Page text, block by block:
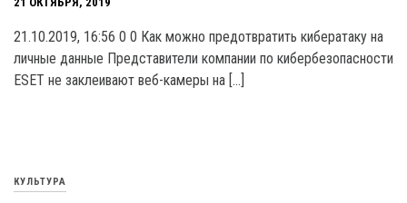
21.10.2019, 16:56 0 0 Как можно предотвратить кибератаку на
личные данные Представители компании по кибербезопасности
ESET не заклеивают веб-камеры на […]
КУЛЬТУРА